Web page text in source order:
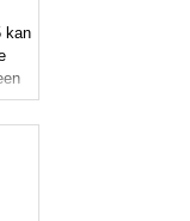
kan